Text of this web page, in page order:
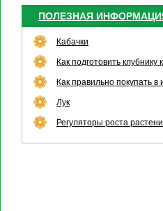
ПОЛЕЗНАЯ
Кабачки
Как подготовить клубнику
Как правильно покупать в
Лук
Регуляторы роста